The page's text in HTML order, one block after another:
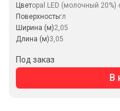
Цветopal LED (молочный 20%)
Поверхностьгл
Ширина (м)2,05
Длина (м)3,05
Под заказ
В